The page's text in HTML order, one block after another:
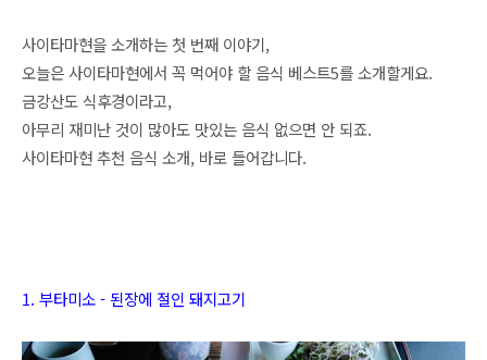
사이타마현을 소개하는 첫 번째 이야기,
오늘은 사이타마현에서 꼭 먹어야 할 음식 베스트5를소개할게요.
금강산도 식후경이라고,
아무리 재미난 것이 많아도 맛있는 음식 없으면 안 되죠.
사이타마현 추천 음식 소개, 바로 들어갑니다.
1. 부타미소 -된장에 절인 돼지고기